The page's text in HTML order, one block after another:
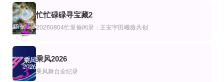
更新至20260802
财经透视
更新至07集
血之游戏X
李尚敏,洪榛浩,박지민,곽범,서출구,하승진
第5期完结
世界杯巨星
热血街舞团
鹿晗,陈伟霆,宋茜,王嘉尔
爸爸当家第5季
你比名人更聪明吗
特拉维斯·凯尔西,Queen Noveen,罗恩·芬奇斯,娜塔莎·赖格罗,嘉丝莉·毕薇斯,
2
忙忙碌碌寻宝藏2
20260804忙里偷闲录：王安宇田曦薇共创
3
乘风2026
乘风舞台全纪录